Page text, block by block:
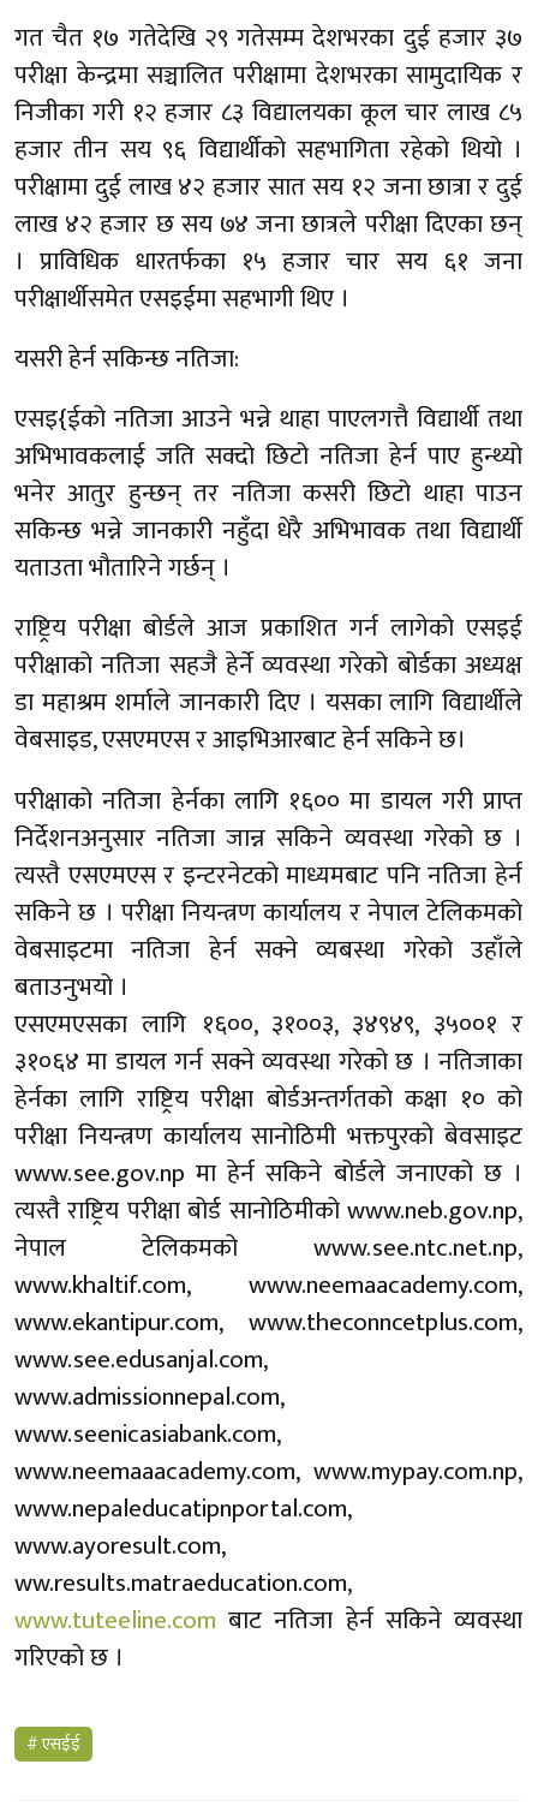
गत चैत १७ गतेदेखि २९ गतेसम्म देशभरका दुई हजार ३७
परीक्षा केन्द्रमा सञ्चालित परीक्षामा देशभरका सामुदायिक र
निजीका गरी १२ हजार ८३ विद्यालयका कूल चार लाख ८५
हजार तीन सय ९६ विद्यार्थीको सहभागिता रहेको थियो ।
परीक्षामा दुई लाख ४२ हजार सात सय १२ जना छात्रा र दुई
लाख ४२ हजार छ सय ७४ जना छात्रले परीक्षा दिएका छन्
। प्राविधिक धारतर्फका १५ हजार चार सय ६१ जना
परीक्षार्थीसमेत एसइईमा सहभागी थिए ।
यसरी हेर्न सकिन्छ नतिजा:
एसइ{ईको नतिजा आउने भन्ने थाहा पाएलगत्तै विद्यार्थी तथा
अभिभावकलाई जति सक्दो छिटो नतिजा हेर्न पाए हुन्थ्यो
भनेर आतुर हुन्छन् तर नतिजा कसरी छिटो थाहा पाउन
सकिन्छ भन्ने जानकारी नहुँदा धेरै अभिभावक तथा विद्यार्थी
यताउता भौतारिने गर्छन् ।
राष्ट्रिय परीक्षा बोर्डले आज प्रकाशित गर्न लागेको एसइई
परीक्षाको नतिजा सहजै हेर्ने व्यवस्था गरेको बोर्डका अध्यक्ष
डा महाश्रम शर्माले जानकारी दिए । यसका लागि विद्यार्थीले
वेबसाइड, एसएमएस र आइभिआरबाट हेर्न सकिने छ।
परीक्षाको नतिजा हेर्नका लागि १६०० मा डायल गरी प्राप्त
निर्देशनअनुसार नतिजा जान्न सकिने व्यवस्था गरेको छ ।
त्यस्तै एसएमएस र इन्टरनेटको माध्यमबाट पनि नतिजा हेर्न
सकिने छ । परीक्षा नियन्त्रण कार्यालय र नेपाल टेलिकमको
वेबसाइटमा नतिजा हेर्न सक्ने व्यबस्था गरेको उहाँले
बताउनुभयो ।
एसएमएसका लागि १६००, ३१००३, ३४९४९, ३५००१ र
३१०६४ मा डायल गर्न सक्ने व्यवस्था गरेको छ । नतिजाका
हेर्नका लागि राष्ट्रिय परीक्षा बोर्डअन्तर्गतको कक्षा १० को
परीक्षा नियन्त्रण कार्यालय सानोठिमी भक्तपुरको बेवसाइट
www.see.gov.np मा हेर्न सकिने बोर्डले जनाएको छ ।
त्यस्तै राष्ट्रिय परीक्षा बोर्ड सानोठिमीको www.neb.gov.np,
नेपाल टेलिकमको www.see.ntc.net.np,
www.khaltif.com, www.neemaacademy.com,
www.ekantipur.com, www.theconncetplus.com,
www.see.edusanjal.com,
www.admissionnepal.com,
www.seenicasiabank.com,
www.neemaaacademy.com, www.mypay.com.np,
www.nepaleducatipnportal.com,
www.ayoresult.com,
ww.results.matraeducation.com,
www.tuteeline.com बाट नतिजा हेर्न सकिने व्यवस्था
गरिएको छ ।
# एसईई